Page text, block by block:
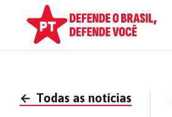
← Todas as notícias